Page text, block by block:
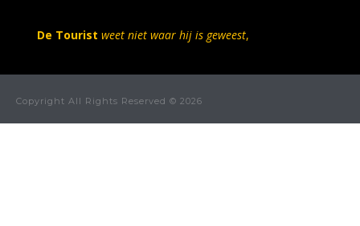
De Touristweet niet waar hij is geweest,
Copyright All Rights Reserved © 2026